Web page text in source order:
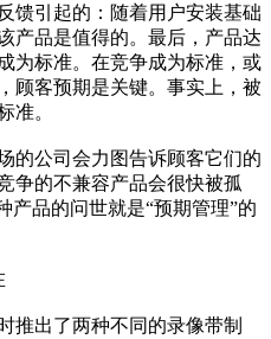
馈引起的：随着用户安装基础
产品是值得的。最后，产品达
为标准。在竞争成为标准，或
顾客预期是关键。事实上，被
准。
的公司会力图告诉顾客它们的
争的不兼容产品会很快被孤
产品的问世就是“预期管理”的
推出了两种不同的录像带制